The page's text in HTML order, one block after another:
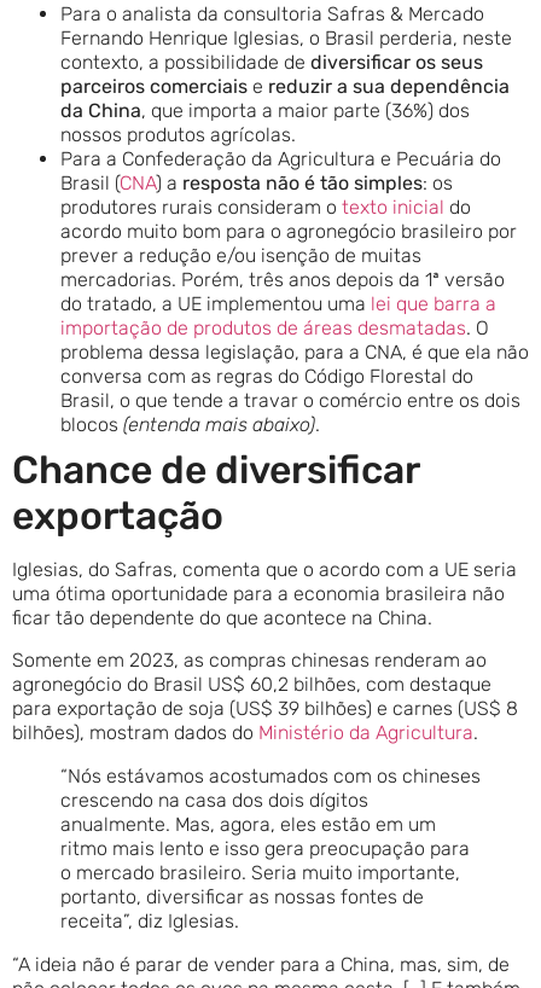
Para o analista da consultoria Safras & Mercado
Fernando Henrique Iglesias, o Brasil perderia, neste
contexto, a possibilidade de diversificar os seus
parceiros comerciais e reduzir a sua dependência
da China, que importa a maior parte (36%) dos
nossos produtos agrícolas.
Para a Confederação da Agricultura e Pecuária do
Brasil (CNA) a resposta não é tão simples: os
produtores rurais consideram o texto inicial do
acordo muito bom para o agronegócio brasileiro por
prever a redução e/ou isenção de muitas
mercadorias. Porém, três anos depois da 1ª versão
do tratado, a UE implementou uma lei que barra a
importação de produtos de áreas desmatadas. O
problema dessa legislação, para a CNA, é que ela não
conversa com as regras do Código Florestal do
Brasil, o que tende a travar o comércio entre os dois
blocos (entenda mais abaixo).
Chance de diversificar
exportação
Iglesias, do Safras, comenta que o acordo com a UE seria
uma ótima oportunidade para a economia brasileira não
ficar tão dependente do que acontece na China.
Somente em 2023, as compras chinesas renderam ao
agronegócio do Brasil US$ 60,2 bilhões, com destaque
para exportação de soja (US$ 39 bilhões) e carnes (US$ 8
bilhões), mostram dados do Ministério da Agricultura.
“Nós estávamos acostumados com os chineses
crescendo na casa dos dois dígitos
anualmente. Mas, agora, eles estão em um
ritmo mais lento e isso gera preocupação para
o mercado brasileiro. Seria muito importante,
portanto, diversificar as nossas fontes de
receita”, diz Iglesias.
“A ideia não é parar de vender para a China, mas, sim, de